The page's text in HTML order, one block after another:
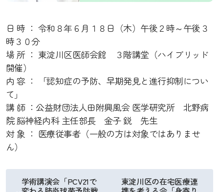
日 時 ： 令和８年６月１８日（木）午後２時～午後３
時３０分
場 所 ： 東淀川区医師会館 ３階講堂（ハイブリッド
開催）
内 容 ： 「認知症の予防、早期発見と進行抑制につい
て」
講 師 ：公益財団法人田附興風会 医学研究所 北野病
院 脳神経内科 主任部長 金子 鋭 先生
対 象 ： 医療従事者（一般の方は対象ではありませ
ん）
学術講演会「PCV21で 東淀川区の在宅医療連